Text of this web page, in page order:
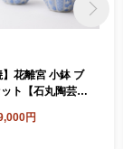
】花離宮 小鉢 ブ
ト【石丸陶芸】
円